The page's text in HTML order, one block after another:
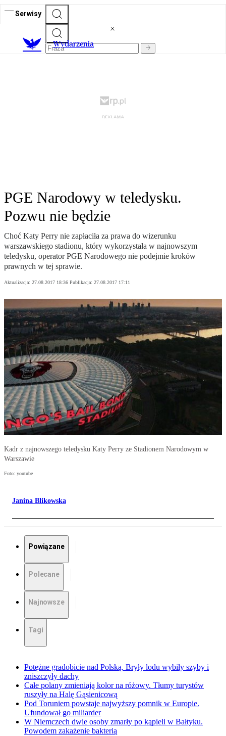
Serwisy
Wydarzenia
PGE Narodowy w teledysku.
Pozwu nie będzie
Choć Katy Perry nie zapłaciła za prawa do wizerunku
warszawskiego stadionu, który wykorzystała w najnowszym
teledysku, operator PGE Narodowego nie podejmie kroków
prawnych w tej sprawie.
Aktualizacja: 27.08.2017 18:36 Publikacja: 27.08.2017 17:11
Kadr z najnowszego teledysku Katy Perry ze Stadionem Narodowym w
Warszawie
Foto: youtube
Janina Blikowska
Powiązane
Polecane
Najnowsze
Tagi
Potężne gradobicie nad Polską. Bryły lodu wybiły szyby i
zniszczyły dachy
Całe polany zmieniają kolor na różowy. Tłumy turystów
ruszyły na Halę Gąsienicową
Pod Toruniem powstaje najwyższy pomnik w Europie.
Ufundował go miliarder
W Niemczech dwie osoby zmarły po kąpieli w Bałtyku.
Powodem zakażenie bakterią